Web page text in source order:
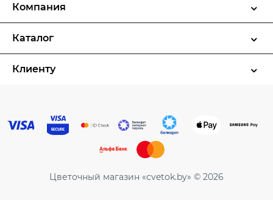
Компания
Каталог
Клиенту
Цветочный магазин «cvetok.by» © 2026